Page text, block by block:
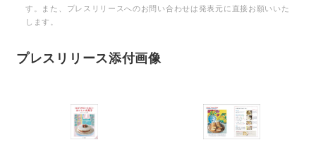
す。また、プレスリリースへのお問い合わせは発表元に直接お願いいた
します。
プレスリリース添付画像